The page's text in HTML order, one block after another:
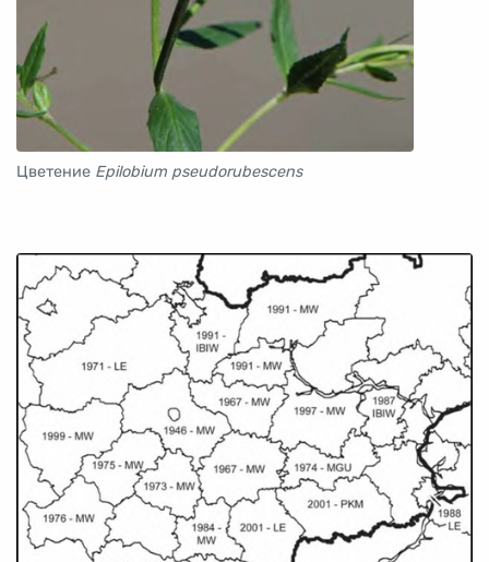
Цветение Epilobium pseudorubescens